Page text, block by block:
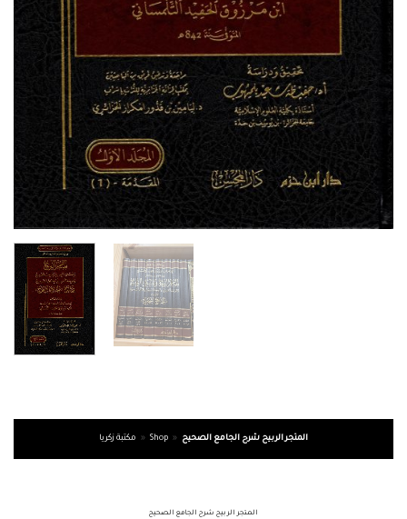
مكتبة زكريا » Shop » المتجر الربيح شرح الجامع الصحيح
المتجر الربيح شرح الجامع الصحيح